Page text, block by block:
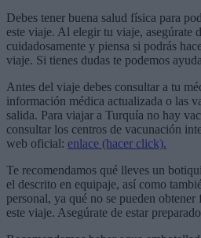
Debes tener buena salud física para
este viaje. Al elegir tu viaje, asegúrate
cuidadosamente y piensa si podrás
viaje. Si tienes dudas te podemos
Antes del viaje debes consultar a tu
información médica actualizada o las
salida. Para viajar a Turquía no hay
consultar los centros de vacunación
web oficial: enlace (hacer click).
Te recomendamos qué lleves un
el descrito en equipaje, así como
personal, ya qué no se pueden
este viaje. Asegúrate de estar